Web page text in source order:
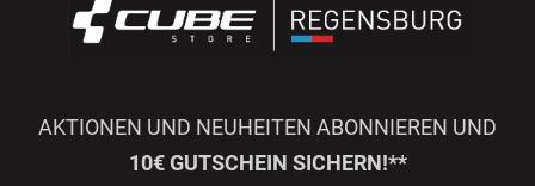
AKTIONEN UND NEUHEITEN ABONNIEREN UND
10€ GUTSCHEIN SICHERN!**